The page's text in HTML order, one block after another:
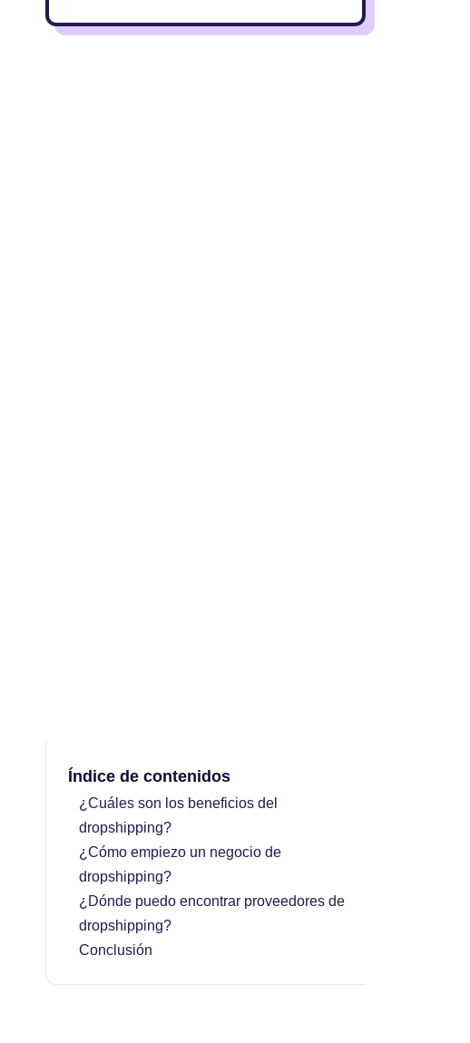
Índice de contenidos
¿Cuáles son los beneficios del
dropshipping?
¿Cómo empiezo un negocio de
dropshipping?
¿Dónde puedo encontrar proveedores de
dropshipping?
Conclusión